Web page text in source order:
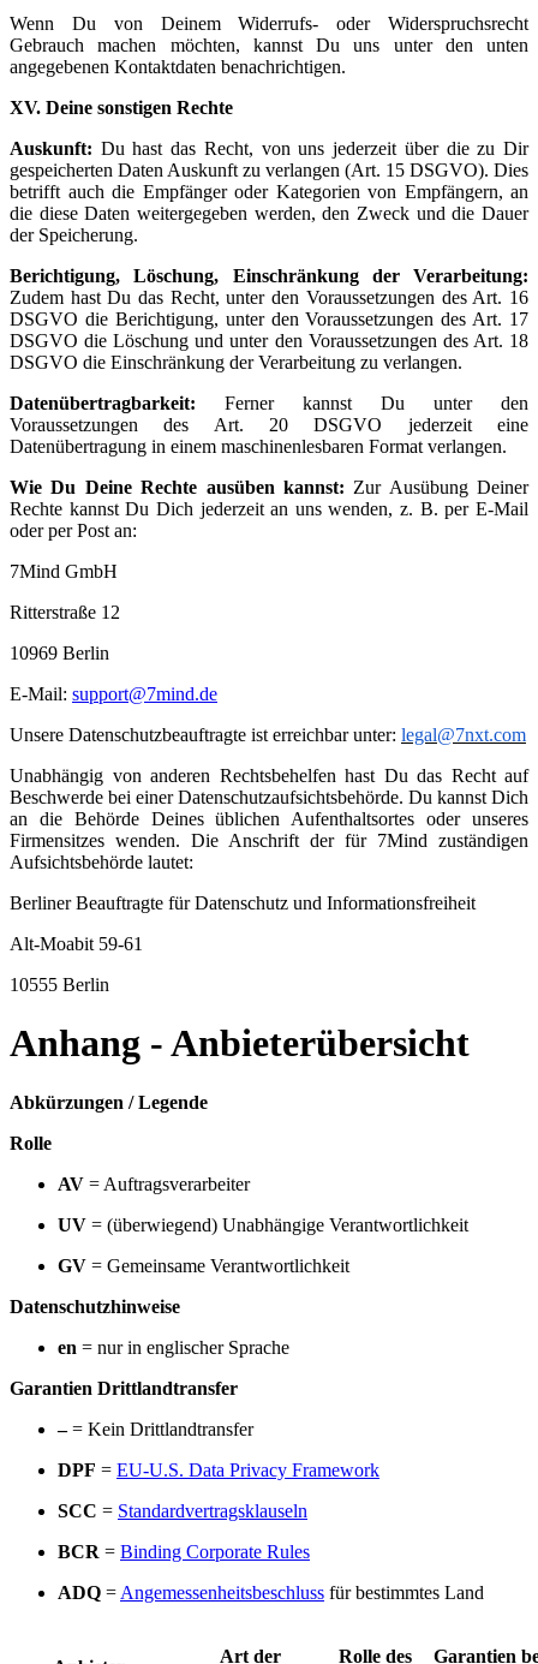
Wenn Du von Deinem Widerrufs- oder Widerspruchsrecht
Gebrauch machen möchten, kannst Du uns unter den unten
angegebenen Kontaktdaten benachrichtigen.
XV. Deine sonstigen Rechte
Auskunft: Du hast das Recht, von uns jederzeit über die zu Dir
gespeicherten Daten Auskunft zu verlangen (Art. 15 DSGVO). Dies
betrifft auch die Empfänger oder Kategorien von Empfängern, an
die diese Daten weitergegeben werden, den Zweck und die Dauer
der Speicherung.
Berichtigung, Löschung, Einschränkung der Verarbeitung:
Zudem hast Du das Recht, unter den Voraussetzungen des Art. 16
DSGVO die Berichtigung, unter den Voraussetzungen des Art. 17
DSGVO die Löschung und unter den Voraussetzungen des Art. 18
DSGVO die Einschränkung der Verarbeitung zu verlangen.
Datenübertragbarkeit: Ferner kannst Du unter den
Voraussetzungen des Art. 20 DSGVO jederzeit eine
Datenübertragung in einem maschinenlesbaren Format verlangen.
Wie Du Deine Rechte ausüben kannst: Zur Ausübung Deiner
Rechte kannst Du Dich jederzeit an uns wenden, z. B. per E-Mail
oder per Post an:
7Mind GmbH
Ritterstraße 12
10969 Berlin
E-Mail: support@7mind.de
Unsere Datenschutzbeauftragte ist erreichbar unter: legal@7nxt.com
Unabhängig von anderen Rechtsbehelfen hast Du das Recht auf
Beschwerde bei einer Datenschutzaufsichtsbehörde. Du kannst Dich
an die Behörde Deines üblichen Aufenthaltsortes oder unseres
Firmensitzes wenden. Die Anschrift der für 7Mind zuständigen
Aufsichtsbehörde lautet:
Berliner Beauftragte für Datenschutz und Informationsfreiheit
Alt-Moabit 59-61
10555 Berlin
Anhang - Anbieterübersicht
Abkürzungen / Legende
Rolle
AV = Auftragsverarbeiter
UV = (überwiegend) Unabhängige Verantwortlichkeit
GV = Gemeinsame Verantwortlichkeit
Datenschutzhinweise
en = nur in englischer Sprache
Garantien Drittlandtransfer
–= Kein Drittlandtransfer
DPF = EU-U.S. Data Privacy Framework
SCC = Standardvertragsklauseln
BCR = Binding Corporate Rules
ADQ = Angemessenheitsbeschluss für bestimmtes Land
Art der
Rolle des
Garantien